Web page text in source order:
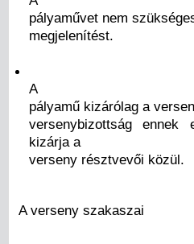
pályaművet nem
megjelenítést.
A
pályamű kizárólag a
versenybizottság
kizárja a
verseny résztvevői közül.
A verseny szakaszai